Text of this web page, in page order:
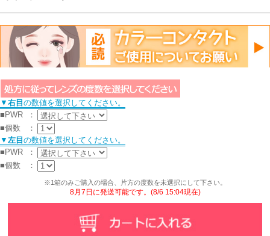
▼ 右目 の数値を選択してください。
■PWR
：
■個数
：
▼ 左目 の数値を選択してください。
■PWR
：
■個数
：
※1箱のみご購入の場合、片方の度数を未選択にして下さい。
8月7日に発送可能です。(8/6 15:04現在)